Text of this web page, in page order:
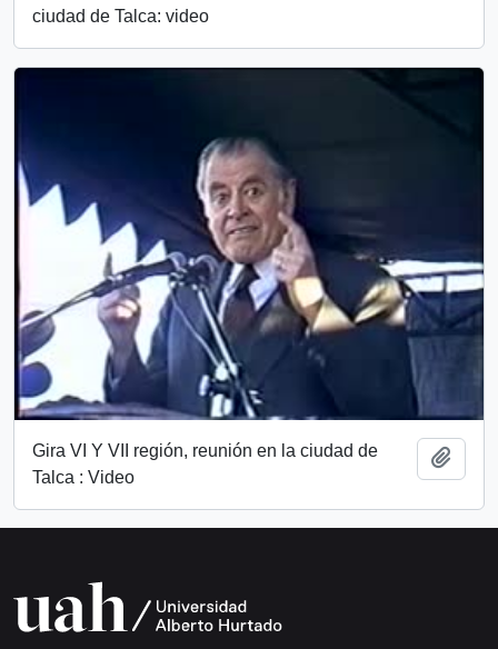
ciudad de Talca: video
Gira VI Y VII región, reunión en la ciudad de
Talca : Video